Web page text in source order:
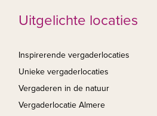
Uitgelichte locaties
Inspirerende vergaderlocaties
Unieke vergaderlocaties
Vergaderen in de natuur
Vergaderlocatie Almere